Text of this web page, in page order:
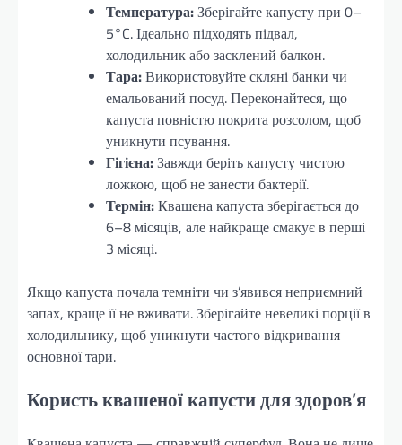
Температура:Зберігайте капусту при 0–
5°C. Ідеально підходять підвал,
холодильник або засклений балкон.
Тара:Використовуйте скляні банки чи
емальований посуд. Переконайтеся, що
капуста повністю покрита розсолом, щоб
уникнути псування.
Гігієна:Завжди беріть капусту чистою
ложкою, щоб не занести бактерії.
Термін:Квашена капуста зберігається до
6–8 місяців, але найкраще смакує в перші
3 місяці.
Якщо капуста почала темніти чи з’явився неприємний
запах, краще її не вживати. Зберігайте невеликі порції в
холодильнику, щоб уникнути частого відкривання
основної тари.
Користь квашеної капусти для здоров’я